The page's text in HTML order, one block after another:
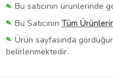
Bu satıcının ürünlerinde
Bu Satıcının Tüm
Ürün sayfasında
belirlenmektedir.